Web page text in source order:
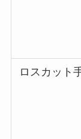
ロスカット